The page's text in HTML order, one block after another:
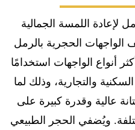
لإعادة اللمسة الجمالية
الواجهات الحجرية بالرمل
أنواع الواجهات استخدامًا
والتجارية، وذلك لما
عالية وقدرة كبيرة على
ويُضفي الحجر الطبيعي